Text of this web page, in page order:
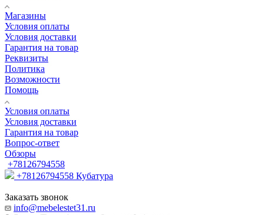
Магазины
Условия оплаты
Условия доставки
Гарантия на товар
Реквизиты
Политика
Возможности
Помощь
Условия оплаты
Условия доставки
Гарантия на товар
Вопрос-ответ
Обзоры
+78126794558
+78126794558 Кубатура
Заказать звонок
info@mebelestet31.ru